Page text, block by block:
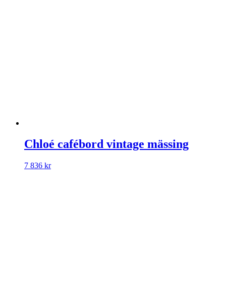
Chloé cafébord vintage mässing
7 836 kr